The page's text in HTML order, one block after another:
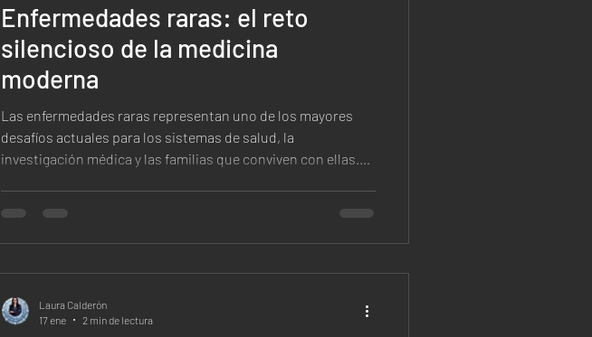
Enfermedades raras: el reto
silencioso de la medicina
moderna
Las enfermedades raras representan uno de los mayores
desafíos actuales para los sistemas de salud, la
investigación médica y las familias que conviven con ellas.
tratamientos siguen siendo una constante. Se estima que
existen alrededor de 7,000 enfermedades raras en todo el
Laura Calderón
17 ene
2 min de lectura